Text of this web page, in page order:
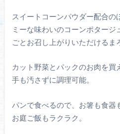
スイートコーンパウダー配合の
ミーな味わいのコーンポタージ
ごとお召し上がりいただけるま
カット野菜とパックのお肉を買
手も汚さずに調理可能。
パンで食べるので、お箸も食器
お庭ご飯もラクラク。